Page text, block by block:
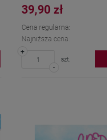
39,90 zł
Cena regularna:
Najniższa cena:
-
+
szt.